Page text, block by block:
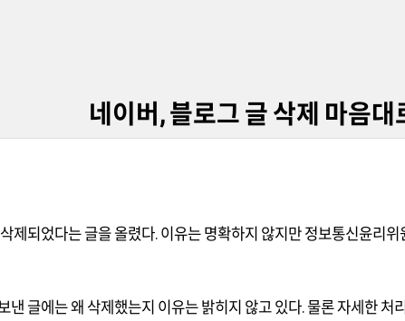
네이버, 블로그 글 삭제 마음대
제되었다는 글을 올렸다 이유는 명확하지 않지만 정보통신윤리
낸 글에는 왜 삭제했는지 이유는 밝히지 않고 있다 물론 자세한 처